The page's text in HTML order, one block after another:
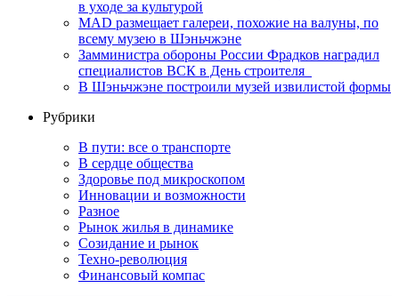
в уходе за культурой
MAD размещает галереи, похожие на валуны, по
всему музею в Шэньчжэне
Замминистра обороны России Фрадков наградил
специалистов ВСК в День строителя
В Шэньчжэне построили музей извилистой формы
Рубрики
В пути: все о транспорте
В сердце общества
Здоровье под микроскопом
Инновации и возможности
Разное
Рынок жилья в динамике
Созидание и рынок
Техно-революция
Финансовый компас